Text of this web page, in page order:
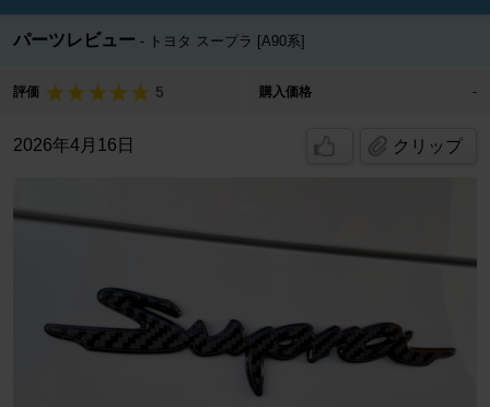
パーツレビュー トヨタ スープラ [A90系]
評価 5 購入価格 -
2026年4月16日 クリップ